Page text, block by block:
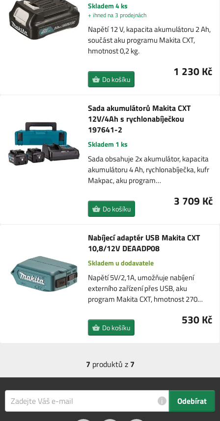
Skladem 4 ks
+ ihned na 3 prodejnách
Napětí 12 V, kapacita akumulátoru 2 Ah,
součást aku programu Makita CXT,
hmotnost 0,2 kg.
1 230 Kč
Do košíku
Sada akumulátorů Makita CXT
12V/4Ah s rychlonabíječkou
197641-2
Skladem 1 ks
Sada obsahuje 2x akumulátor, kapacita
akumulátoru 4 Ah, rychlonabíječka, kufr
Makpac, aku program…
3 709 Kč
Do košíku
Nabíjecí adaptér USB Makita CXT
10,8/12V DEAADP08
Skladem u dodavatele
Napětí 5V/2,1A, umožňuje nabíjení
externího zařízení přes USB, aku
program Makita CXT, hmotnost 270…
530 Kč
Do košíku
7 produktů z 7
i Odebírat